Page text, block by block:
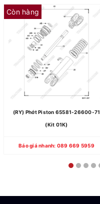
Còn hàng
(RY) Phớt Piston 65581-26600-71
(Kit 01K)
Báo giá nhanh: 089 669 5959